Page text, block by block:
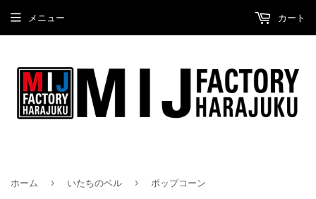
メニュー カート
ホーム › いたちのベル › ポップコーン